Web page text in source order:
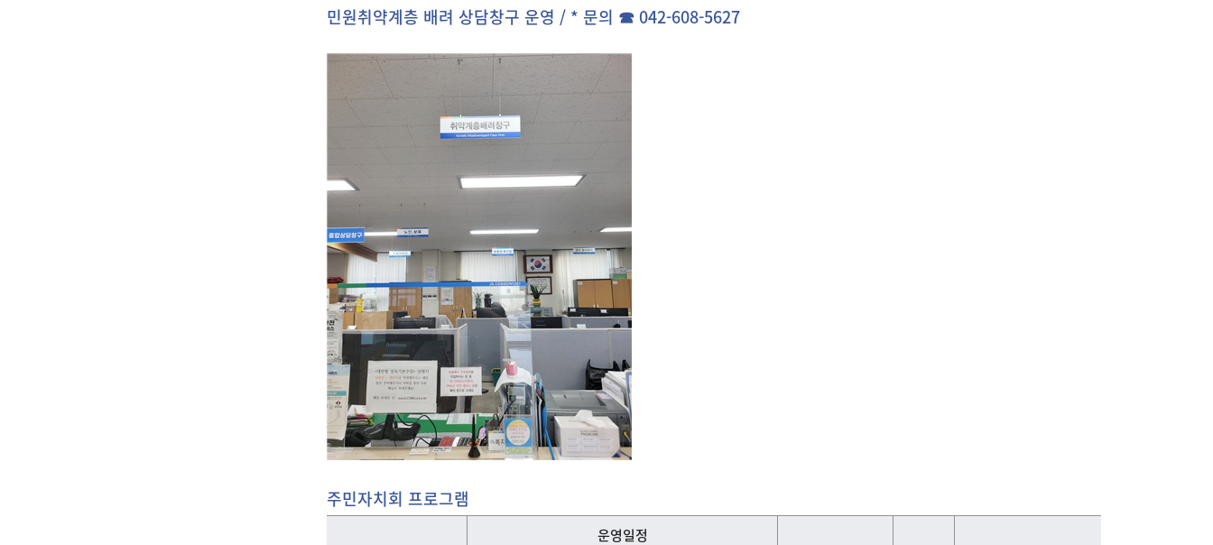
민원취약계층 배려 상담창구 운영 / * 문의 ☎ 042-608-5627
주민자치회 프로그램
운영일정